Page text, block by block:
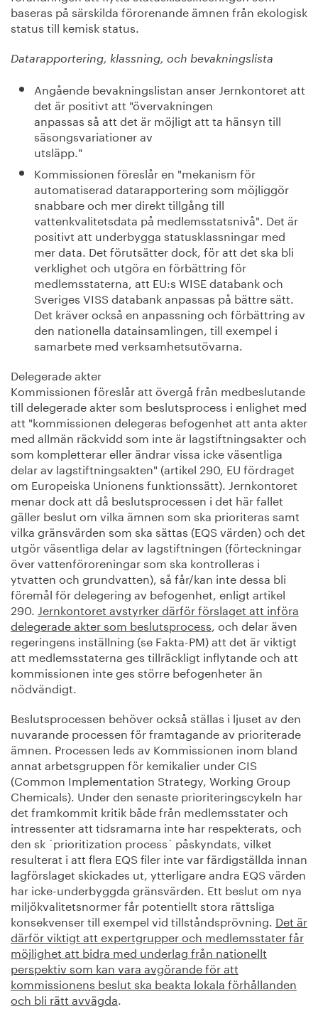
baseras på särskilda förorenande ämnen från ekologisk
status till kemisk status.
Datarapportering, klassning, och bevakningslista
Angående bevakningslistan anser Jernkontoret att
det är positivt att "övervakningen
anpassas så att det är möjligt att ta hänsyn till
säsongsvariationer av
utsläpp."
Kommissionen föreslår en "mekanism för
automatiserad datarapportering som möjliggör
snabbare och mer direkt tillgång till
vattenkvalitetsdata på medlemsstatsnivå". Det är
positivt att underbygga statusklassningar med
mer data. Det förutsätter dock, för att det ska bli
verklighet och utgöra en förbättring för
medlemsstaterna, att EU:s WISE databank och
Sveriges VISS databank anpassas på bättre sätt.
Det kräver också en anpassning och förbättring av
den nationella datainsamlingen, till exempel i
samarbete med verksamhetsutövarna.
Delegerade akter
Kommissionen föreslår att övergå från medbeslutande
till delegerade akter som beslutsprocess i enlighet med
att "kommissionen delegeras befogenhet att anta akter
med allmän räckvidd som inte är lagstiftningsakter och
som kompletterar eller ändrar vissa icke väsentliga
delar av lagstiftningsakten" (artikel 290, EU fördraget
om Europeiska Unionens funktionssätt). Jernkontoret
menar dock att då beslutsprocessen i det här fallet
gäller beslut om vilka ämnen som ska prioriteras samt
vilka gränsvärden som ska sättas (EQS värden) och det
utgör väsentliga delar av lagstiftningen (förteckningar
över vattenföroreningar som ska kontrolleras i
ytvatten och grundvatten), så får/kan inte dessa bli
föremål för delegering av befogenhet, enligt artikel
290. Jernkontoret avstyrker därför förslaget att införa
delegerade akter som beslutsprocess, och delar även
regeringens inställning (se Fakta-PM) att det är viktigt
att medlemsstaterna ges tillräckligt inflytande och att
kommissionen inte ges större befogenheter än
nödvändigt.
Beslutsprocessen behöver också ställas i ljuset av den
nuvarande processen för framtagande av prioriterade
ämnen. Processen leds av Kommissionen inom bland
annat arbetsgruppen för kemikalier under CIS
(Common Implementation Strategy, Working Group
Chemicals). Under den senaste prioriteringscykeln har
det framkommit kritik både från medlemsstater och
intressenter att tidsramarna inte har respekterats, och
den sk ´prioritization process´ påskyndats, vilket
resulterat i att flera EQS filer inte var färdigställda innan
lagförslaget skickades ut, ytterligare andra EQS värden
har icke-underbyggda gränsvärden. Ett beslut om nya
miljökvalitetsnormer får potentiellt stora rättsliga
konsekvenser till exempel vid tillståndsprövning. Det är
därför viktigt att expertgrupper och medlemsstater får
möjlighet att bidra med underlag från nationellt
perspektiv som kan vara avgörande för att
kommissionens beslut ska beakta lokala förhållanden
och bli rätt avvägda.